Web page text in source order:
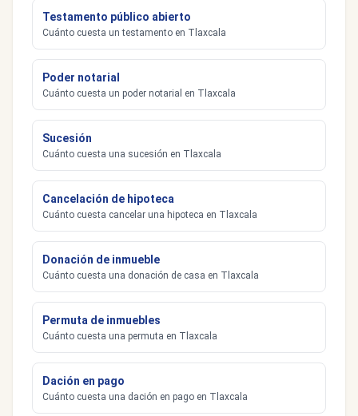
Testamento público abierto
Cuánto cuesta un testamento en Tlaxcala
Poder notarial
Cuánto cuesta un poder notarial en Tlaxcala
Sucesión
Cuánto cuesta una sucesión en Tlaxcala
Cancelación de hipoteca
Cuánto cuesta cancelar una hipoteca en Tlaxcala
Donación de inmueble
Cuánto cuesta una donación de casa en Tlaxcala
Permuta de inmuebles
Cuánto cuesta una permuta en Tlaxcala
Dación en pago
Cuánto cuesta una dación en pago en Tlaxcala